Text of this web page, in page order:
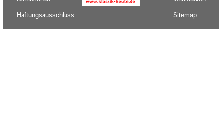
Haftungsausschluss Sitemap